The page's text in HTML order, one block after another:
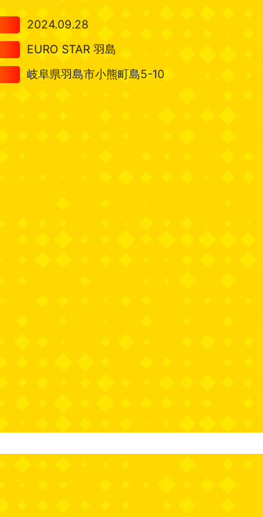
2024.09.28
EURO STAR 羽島
岐阜県羽島市小熊町島5-10